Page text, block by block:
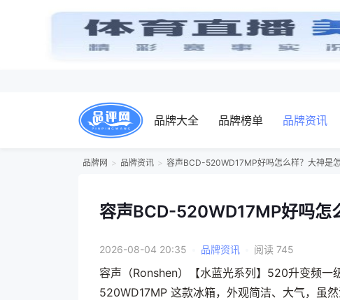
品牌大全 品牌榜单 品牌资讯
品牌网 品牌资讯 容声BCD-520WD17MP好吗怎么样？大神是怎
容声BCD-520WD17MP好吗怎
2026-08-04 20:35 品牌资讯 阅读 745
容声（Ronshen）【水蓝光系列】520升变频
520WD17MP 这款冰箱，外观简洁、大气，虽